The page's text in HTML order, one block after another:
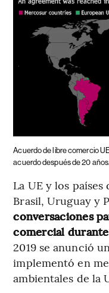
Acuerdo de libre comercio
acuerdo después de 20 años.
La UE y los
Brasil, Uruguay y
conversaciones
comercial
2019 se anunció
implementó en
ambientales de la